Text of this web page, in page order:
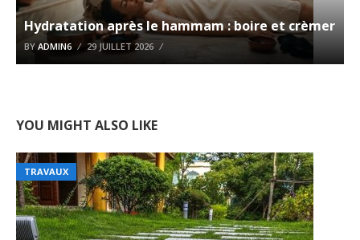
Hydratation après le hammam : boire et crèmer
BY ADMIN6 29 JUILLET 2026
YOU MIGHT ALSO LIKE
TRAVAUX